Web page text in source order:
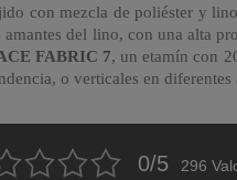
con mezcla de poliéster y
amantes del lino, con una alta
FABRIC 7, un etamín con
o verticales en diferentes
0/5 296